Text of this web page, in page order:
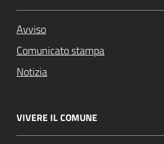
Avviso
Comunicato stampa
Notizia
VIVERE IL COMUNE